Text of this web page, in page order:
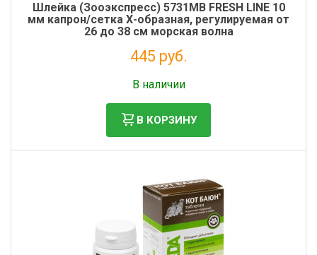
Шлейка (Зооэкспресс) 5731МВ FRESH LINE 10
мм капрон/сетка Х-образная, регулируемая от
26 до 38 см морская волна
445 руб.
В наличии
В КОРЗИНУ